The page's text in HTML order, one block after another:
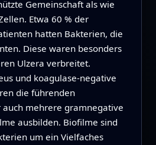
Gemeinschaft als wie
Etwa 60 % der
hatten Bakterien, die
Diese waren besonders
Ulzera verbreitet.
und koagulase-negative
die führenden
mehrere gramnegative
ausbilden. Biofilme sind
um ein Vielfaches